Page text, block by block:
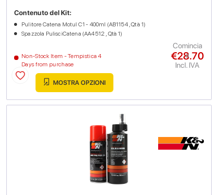
Non-Stock Item - Tempistica 4
Days from purchase
Contenuto del Kit:
Pulitore Catena Motul C1 - 400ml (AB1154 , Qtà 1)
Spazzola PulisciCatena (AA4512 , Qtà 1)
€28.70
Incl. IVA
Comincia
a
MOSTRA OPZIONI